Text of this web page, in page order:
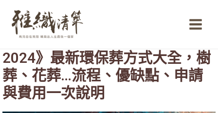
內
容
Menu
2024》最新環保葬方式大全，樹
葬、花葬…流程、優缺點、申請
與費用一次說明